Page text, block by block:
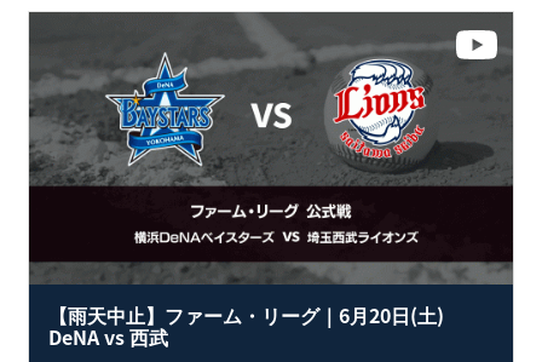
【雨天中止】ファーム・リーグ｜6月20日(土)
DeNA vs 西武